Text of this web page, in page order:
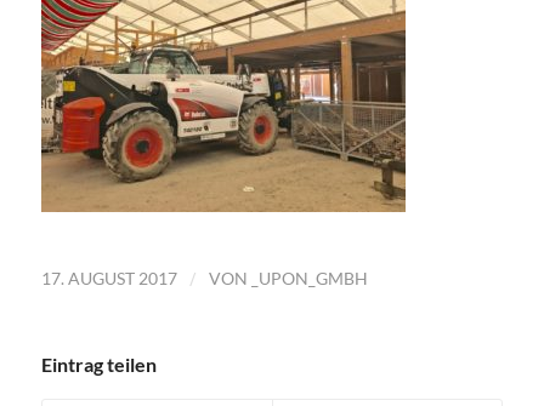
17. AUGUST 2017 / VON _UPON_GMBH
Eintrag teilen